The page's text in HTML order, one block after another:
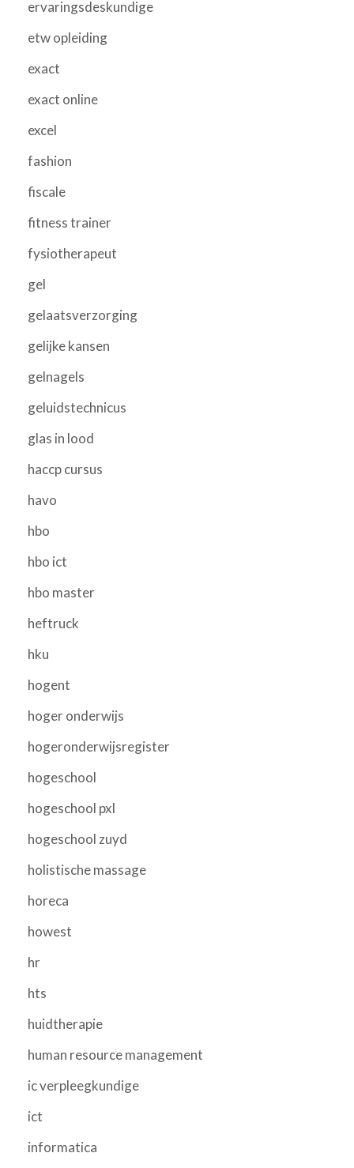
ervaringsdeskundige
etw opleiding
exact
exact online
excel
fashion
fiscale
fitness trainer
fysiotherapeut
gel
gelaatsverzorging
gelijke kansen
gelnagels
geluidstechnicus
glas in lood
haccp cursus
havo
hbo
hbo ict
hbo master
heftruck
hku
hogent
hoger onderwijs
hogeronderwijsregister
hogeschool
hogeschool pxl
hogeschool zuyd
holistische massage
horeca
howest
hr
hts
huidtherapie
human resource management
ic verpleegkundige
ict
informatica